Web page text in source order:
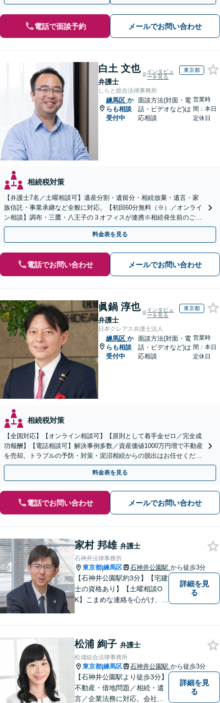
電話で面談予約 メールでお問い合わせ
白土 文也
弁護士
インタビュ
ーを見る
東京都
しらと総合法律事務所
練馬区 か
らも相談
受付中
面談方法(対面・電
話・ビデオなど)は
応相談
営業時
間：本日
定休日
相続税対策
【弁護士7名／土曜相談可】遺産分割・遺留分・相続放棄・遺言・家
族信託・事業承継など全般に対応。【初回60分無料（※）／オンライ
ン相談】調布・三鷹・八王子の３オフィスが連携※相続発生前のご相
談など有料相談になるものもございます。
料金表を見る
電話でお問い合わせ メールでお問い合わせ
眞鍋 淳也
弁護士
インタビュ
ーを見る
東京都
日本クレアス弁護士法人
練馬区 か
らも相談
受付中
面談方法(対面・電
話・ビデオなど)は
応相談
営業時
間：本日
定休日
相続税対策
【全国対応】【オンライン相談可】【原則として着手金ゼロ／完全成
功報酬】【電話相談可】解決事例多数／資産価値1000万円増で不動産
を売却。トラブルの予防・対策・泥沼相続からの脱出はお任せくださ
い！法律と税務を一体的に対応します
料金表を見る
電話でお問い合わせ メールでお問い合わせ
家村 邦雄 弁護士
石神井法律事務所
東京都|練馬区 石神井公園駅 から徒歩3分
【石神井公園駅約3分】【宅建
士の資格あり】【土曜相談O
K】こまめな連絡を心がけ、依
してワンストップ解決【初回
相談無料】【完全個室で対
応】
詳細を見
る
松浦 絢子 弁護士
松浦綜合法律事務所
東京都|練馬区 石神井公園駅 から徒歩3分
【石神井公園駅より徒歩3分】
不動産・借地問題／相続・遺
言／企業法務に対応。会社員
詳細を見
る